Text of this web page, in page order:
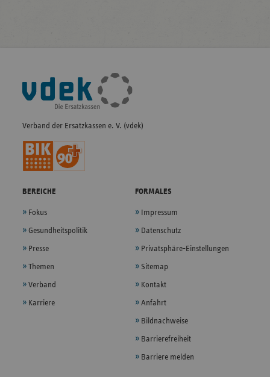
Fußleisten-
Navigation
Verband der Ersatzkassen e. V. (vdek)
BEREICHE
Fokus
Gesundheitspolitik
Presse
Themen
Verband
Karriere
FORMALES
Impressum
Datenschutz
Privatsphäre-Einstellungen
Sitemap
Kontakt
Anfahrt
Bildnachweise
Barrierefreiheit
Barriere melden